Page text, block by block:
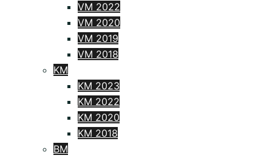
VM 2022
VM 2020
VM 2019
VM 2018
KM
KM 2023
KM 2022
KM 2020
KM 2018
BM